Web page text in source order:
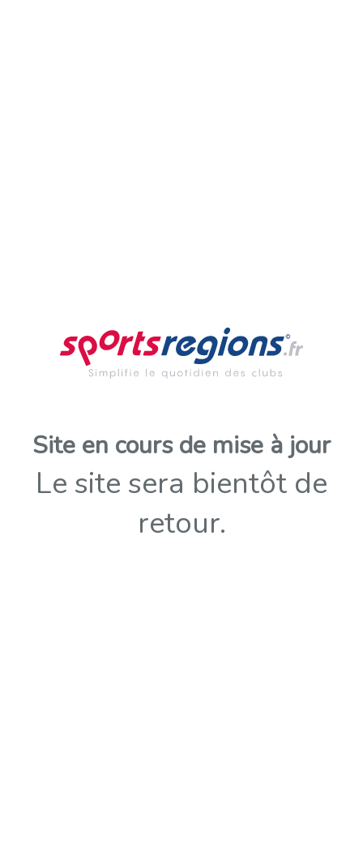
Site en cours de mise à jour
Le site sera bientôt de
retour.